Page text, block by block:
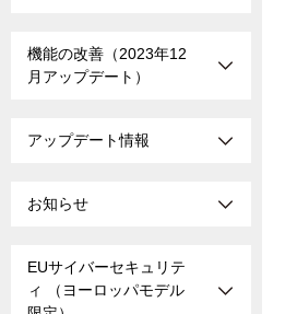
機能の改善（2023年12
月アップデート）
アップデート情報
お知らせ
EUサイバーセキュリテ
ィ （ヨーロッパモデル